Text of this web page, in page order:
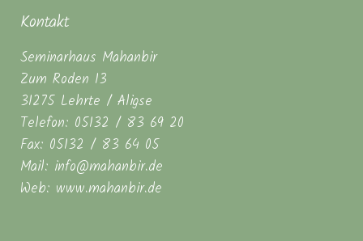
Kontakt
Seminarhaus Mahanbir
Zum Roden 13
31275 Lehrte / Aligse
Telefon: 05132 / 83 69 20
Fax: 05132 / 83 64 05
Mail: info@mahanbir.de
Web: www.mahanbir.de